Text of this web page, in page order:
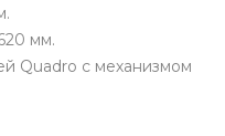
мм.
Quadro с механизмом